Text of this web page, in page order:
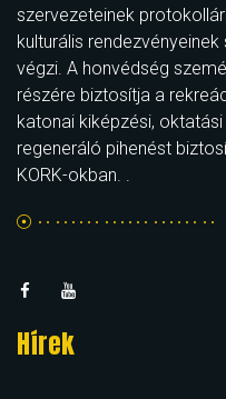
szervezeteinek
kulturális
végzi. A honvédség
részére biztosítja a
katonai kiképzési,
regeneráló pihenést
KORK-okban. .
Hírek